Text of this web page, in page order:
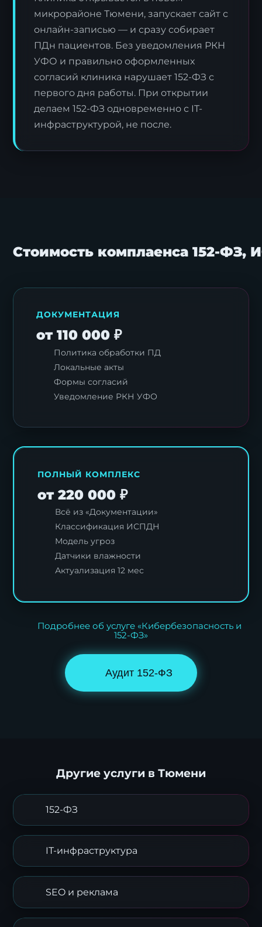
микрорайоне Тюмени, запускает сайт с
онлайн-записью — и сразу собирает
ПДн пациентов. Без уведомления РКН
УФО и правильно оформленных
согласий клиника нарушает 152-ФЗ с
первого дня работы. При открытии
делаем 152-ФЗ одновременно с IT-
инфраструктурой, не после.
Стоимость комплаенса 152-
ДОКУМЕНТАЦИЯ
от 110 000 ₽
Политика обработки ПД
Локальные акты
Формы согласий
Уведомление РКН УФО
ПОЛНЫЙ КОМПЛЕКС
от 220 000 ₽
Всё из «Документации»
Классификация ИСПДН
Модель угроз
Датчики влажности
Актуализация 12 мес
Подробнее об услуге «Кибербезопасность и
152-ФЗ»
Аудит 152-ФЗ
Другие услуги в Тюмени
152-ФЗ
IT-инфраструктура
SEO и реклама